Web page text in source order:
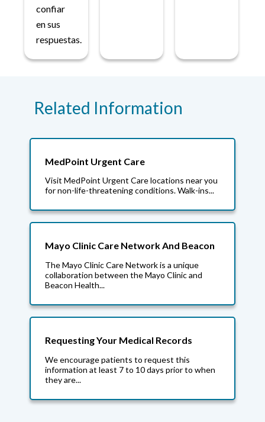
confiar
en sus
respuestas.
Related Information
MedPoint Urgent Care
Visit MedPoint Urgent Care locations near you
for non-life-threatening conditions. Walk-ins...
Mayo Clinic Care Network And Beacon
The Mayo Clinic Care Network is a unique
collaboration between the Mayo Clinic and
Beacon Health...
Requesting Your Medical Records
We encourage patients to request this
information at least 7 to 10 days prior to when
they are...